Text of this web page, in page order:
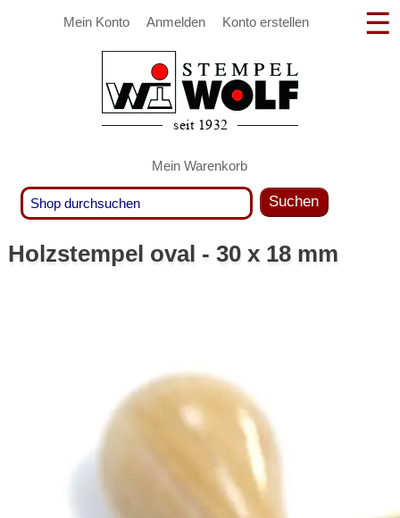
Mein Konto Anmelden Konto erstellen
Mein Warenkorb
Suchen
Holzstempel oval - 30 x 18 mm